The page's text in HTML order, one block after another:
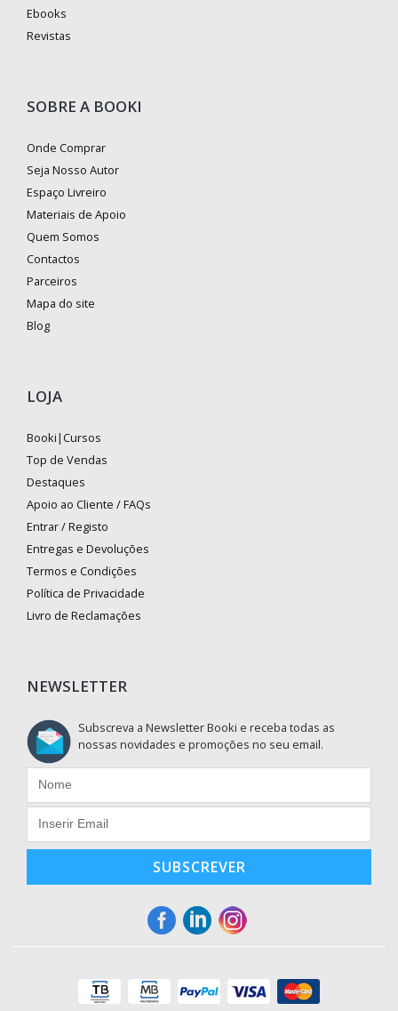
Ebooks
Revistas
SOBRE A BOOKI
Onde Comprar
Seja Nosso Autor
Espaço Livreiro
Materiais de Apoio
Quem Somos
Contactos
Parceiros
Mapa do site
Blog
LOJA
Booki|Cursos
Top de Vendas
Destaques
Apoio ao Cliente / FAQs
Entrar / Registo
Entregas e Devoluções
Termos e Condições
Política de Privacidade
Livro de Reclamações
NEWSLETTER
Subscreva a Newsletter Booki e receba todas as
nossas novidades e promoções no seu email.
SUBSCREVER